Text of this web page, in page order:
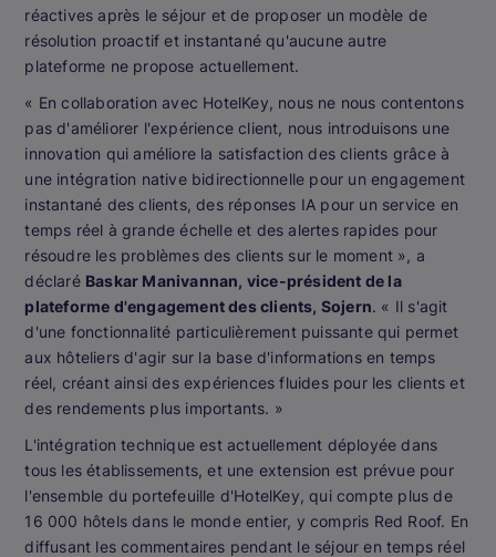
réactives après le séjour et de proposer un modèle de
résolution proactif et instantané qu'aucune autre
plateforme ne propose actuellement.
« En collaboration avec HotelKey, nous ne nous contentons
pas d'améliorer l'expérience client, nous introduisons une
innovation qui améliore la satisfaction des clients grâce à
une intégration native bidirectionnelle pour un engagement
instantané des clients, des réponses IA pour un service en
temps réel à grande échelle et des alertes rapides pour
résoudre les problèmes des clients sur le moment », a
déclaré Baskar Manivannan, vice-président de la
plateforme d'engagement des clients, Sojern. « Il s'agit
d'une fonctionnalité particulièrement puissante qui permet
aux hôteliers d'agir sur la base d'informations en temps
réel, créant ainsi des expériences fluides pour les clients et
des rendements plus importants. »
L'intégration technique est actuellement déployée dans
tous les établissements, et une extension est prévue pour
l'ensemble du portefeuille d'HotelKey, qui compte plus de
16 000 hôtels dans le monde entier, y compris Red Roof. En
diffusant les commentaires pendant le séjour en temps réel